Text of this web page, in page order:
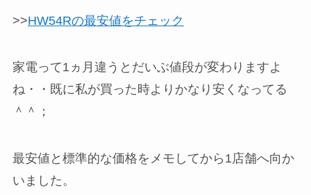
>>HW54Rの最安値をチェック
家電って1ヵ月違うとだいぶ値段が変わりますよ
ね・・既に私が買った時よりかなり安くなってる
＾＾；
最安値と標準的な価格をメモしてから1店舗へ向か
いました。